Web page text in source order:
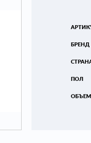
БРЕНД
ПОЛ